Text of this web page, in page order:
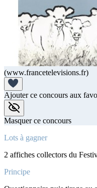
(www.francetelevisions.fr)
Ajouter ce concours aux
Masquer ce concours
Lots à gagner
2 affiches collectors du
Principe